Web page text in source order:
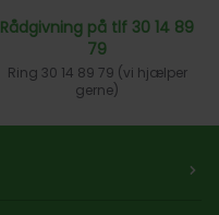
Rådgivning på tlf 30 14 89
79
Ring 30 14 89 79 (vi hjælper
gerne)